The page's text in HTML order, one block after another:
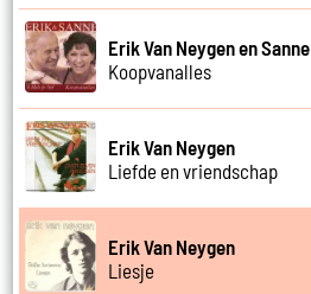
Erik Van Neygen en Sanne
Koopvanalles
Erik Van Neygen
Liefde en vriendschap
Erik Van Neygen
Liesje